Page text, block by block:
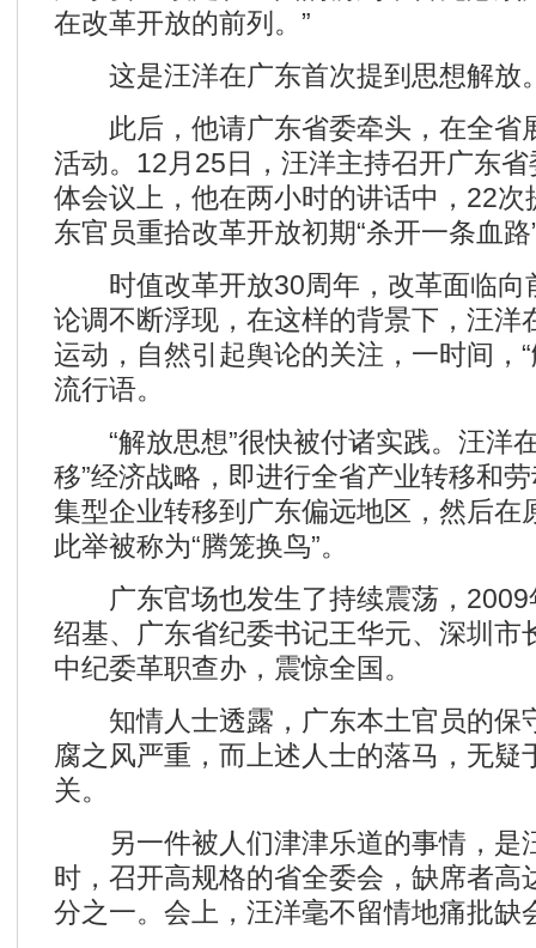
在改革开放的前列。”
这是汪洋在广东首次提到思想解放
此后，他请广东省委牵头，在全省
活动。12月25日，汪洋主持召开广东
体会议上，他在两小时的讲话中，22次
东官员重拾改革开放初期“杀开一条血
时值改革开放30周年，改革面临向
论调不断浮现，在这样的背景下，汪洋
运动，自然引起舆论的关注，一时间，
流行语。
“解放思想”很快被付诸实践。汪洋
移”经济战略，即进行全省产业转移和
集型企业转移到广东偏远地区，然后在
此举被称为“腾笼换鸟”。
广东官场也发生了持续震荡，2009
绍基、广东省纪委书记王华元、深圳市
中纪委革职查办，震惊全国。
知情人士透露，广东本土官员的保
腐之风严重，而上述人士的落马，无疑
关。
另一件被人们津津乐道的事情，是
时，召开高规格的省全委会，缺席者高
分之一。会上，汪洋毫不留情地痛批缺